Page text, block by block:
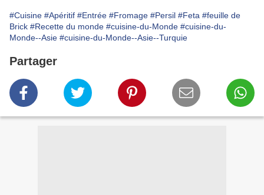
#Cuisine #Apéritif #Entrée #Fromage #Persil #Feta #feuille de
Brick #Recette du monde #cuisine-du-Monde #cuisine-du-
Monde--Asie #cuisine-du-Monde--Asie--Turquie
Partager